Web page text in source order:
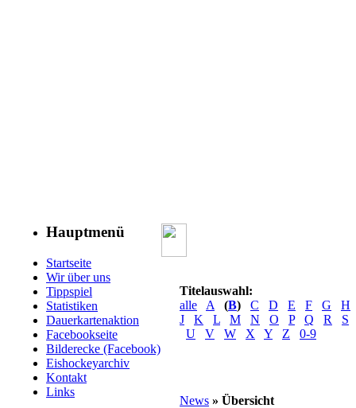
Hauptmenü
Startseite
Wir über uns
Tippspiel
Statistiken
Dauerkartenaktion
Facebookseite
Bilderecke (Facebook)
Eishockeyarchiv
Kontakt
Links
Titelauswahl:
alle
A (B) C D E F G
H
J
K L M N O P Q R
S
U
V W X Y Z 0-9
News » Übersicht